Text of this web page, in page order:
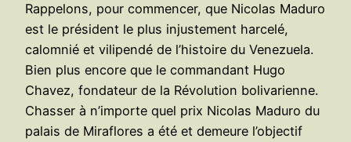
Rappelons, pour commencer, que Nicolas Maduro
est le président le plus injustement harcelé,
calomnié et vilipendé de l’histoire du Venezuela.
Bien plus encore que le commandant Hugo
Chavez, fondateur de la Révolution bolivarienne.
Chasser à n’importe quel prix Nicolas Maduro du
palais de Miraflores a été et demeure l’objectif